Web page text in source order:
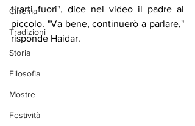
Cinema
Tradizioni
Storia
Filosofia
Mostre
Festività
tirarti fuori", dice nel video il padre al
piccolo. "Va bene, continuerò a parlare,"
risponde Haidar.